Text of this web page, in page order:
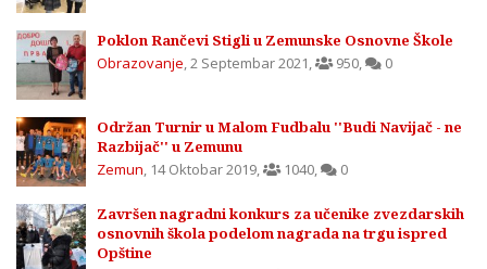
Poklon Rančevi Stigli u Zemunske Osnovne Škole
Obrazovanje,2 Septembar 2021, 950, 0
Održan Turnir u Malom Fudbalu ''Budi Navijač - ne
Razbijač'' u Zemunu
Zemun, 14 Oktobar 2019, 1040, 0
Završen nagradni konkurs za učenike zvezdarskih
osnovnih škola podelom nagrada na trgu ispred
Opštine